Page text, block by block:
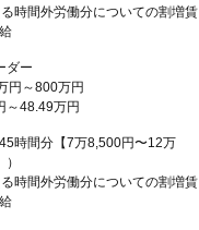
時間外労働分についての割増賃
ダー
円～800万円
～48.49万円
45時間分【7万8,500円〜12万
時間外労働分についての割増賃